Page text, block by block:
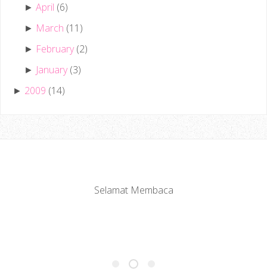
►April (6)
► March (11)
► February (2)
► January (3)
► 2009 (14)
Selamat Membaca